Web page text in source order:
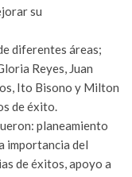
su
diferentes áreas;
Reyes, Juan
Ito Bisono y Milton
de éxito.
planeamiento
importancia del
de éxitos, apoyo a